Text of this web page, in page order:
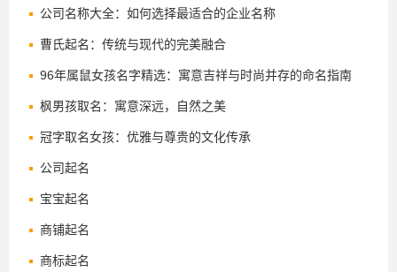
公司名称大全：如何选择最适合的企业名称
曹氏起名：传统与现代的完美融合
96年属鼠女孩名字精选：寓意吉祥与时尚并存的命名指南
枫男孩取名：寓意深远，自然之美
冠字取名女孩：优雅与尊贵的文化传承
公司起名
宝宝起名
商铺起名
商标起名